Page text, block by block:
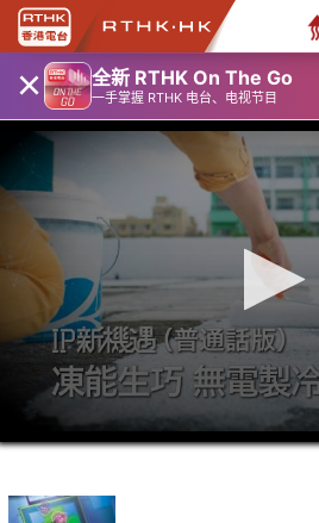
× 全新 RTHK On The Go
一手掌握 RTHK 电台、电视节目
seconds
minutes,